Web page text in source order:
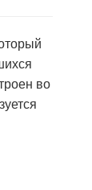
во